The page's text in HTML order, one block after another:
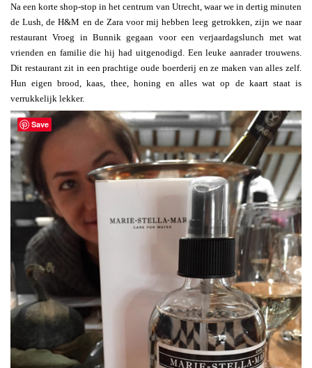
Na een korte shop-stop in het centrum van Utrecht, waar we in dertig minuten
de Lush, de H&M en de Zara voor mij hebben leeg getrokken, zijn we naar
restaurant Vroeg in Bunnik gegaan voor een verjaardagslunch met wat
vrienden en familie die hij had uitgenodigd. Een leuke aanrader trouwens.
Dit restaurant zit in een prachtige oude boerderij en ze maken van alles zelf.
Hun eigen brood, kaas, thee, honing en alles wat op de kaart staat is
verrukkelijk lekker.
Save